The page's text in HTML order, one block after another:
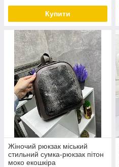
Купити
Жіночий рюкзак міський
стильний сумка-рюкзак пітон
моко екошкіра